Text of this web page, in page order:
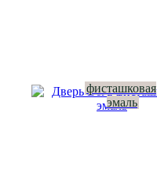
фисташковая
эмаль